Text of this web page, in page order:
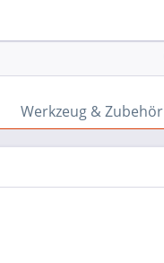
Werkzeug & Zubehör